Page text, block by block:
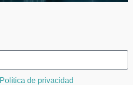
Política de privacidad